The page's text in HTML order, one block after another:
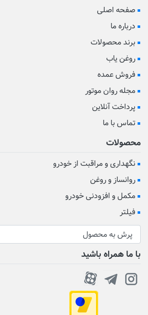
صفحه اصلی
درباره ما
برند محصولات
روغن یاب
فروش عمده
مجله روان موتور
پرداخت آنلاین
تماس با ما
محصولات
نگهداری و مراقبت از خودرو
روانساز و روغن
مکمل و افزودنی خودرو
فیلتر
با ما همراه باشید